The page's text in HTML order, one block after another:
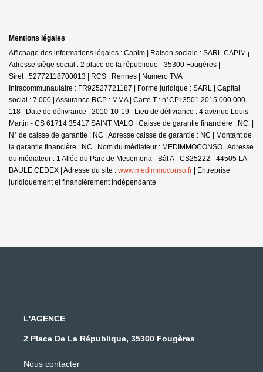
Mentions légales
Affichage des informations légales : Capim | Raison sociale : SARL CAPIM |
Adresse siège social : 2 place de la république - 35300 Fougères |
Siret : 52772118700013 | RCS : Rennes | Numero TVA
Intracommunautaire : FR92527721187 | Forme juridique : SARL | Capital
social : 7 000 | Assurance RCP : MMA | Carte T : n°CPI 3501 2015 000 000
118 | Date de délivrance : 2010-10-19 | Lieu de délivrance : 4 avenue Louis
Martin - CS 61714 35417 SAINT MALO | Caisse de garantie financière : NC. |
N° de caisse de garantie : NC | Adresse caisse de garantie : NC | Montant de
la garantie financière : NC | Nom du médiateur : MEDIMMOCONSO | Adresse
du médiateur : 1 Allée du Parc de Mesemena - Bât A - CS25222 - 44505 LA
BAULE CEDEX | Adresse du site : www.medimmoconso.fr | Entreprise
juridiquement et financièrement indépendante
L'AGENCE
2 Place De La République, 35300 Fougères
Nous contacter